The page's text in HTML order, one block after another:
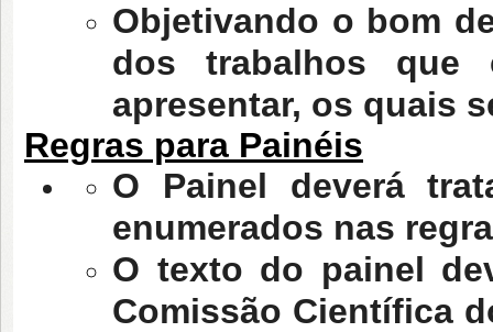
Objetivando o bom
dos trabalhos que
apresentar, os quais
Regras para Painéis
O Painel deverá
enumerados nas
O texto do painel
Comissão Científica